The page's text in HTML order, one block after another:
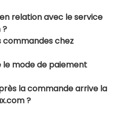
relation avec le service
?
chez
mode de paiement
la commande arrive la
?